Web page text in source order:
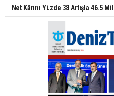
Net Kârını Yüzde 38 Artışla 46.5